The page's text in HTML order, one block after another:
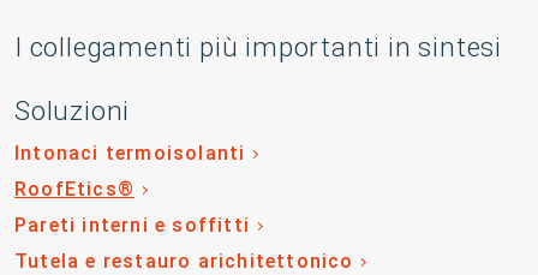
I collegamenti più importanti in sintesi
Soluzioni
Intonaci termoisolanti
RoofEtics®
Pareti interni e soffitti
Tutela e restauro arichitettonico